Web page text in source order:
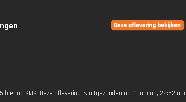
op KIJK. Deze aflevering is uitgezonden op 11 januari, 22:52 uur